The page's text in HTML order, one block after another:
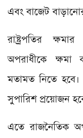
এবং বাজেট
রাষ্ট্রপতির
অপরাধীকে ক্ষমা
মতামত নিতে হবে।
সুপারিশ প্রয়োজন
এতে রাজনৈতিক